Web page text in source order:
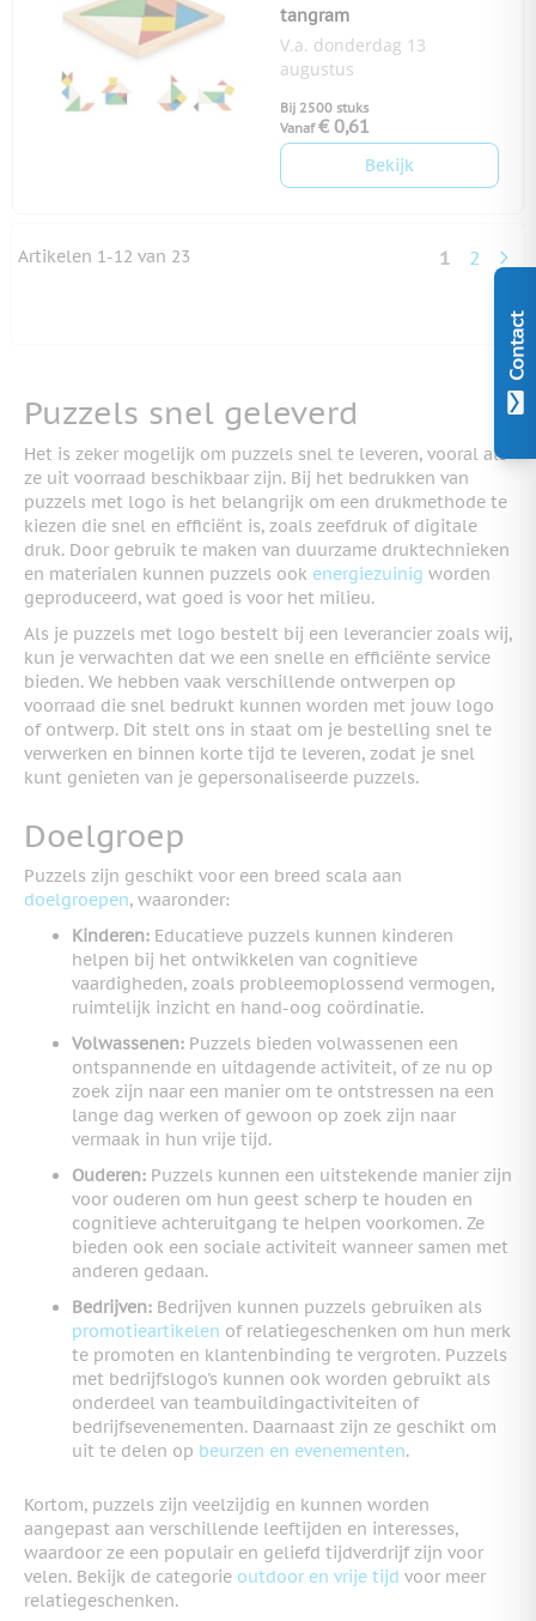
Contact
tangram
V.a. donderdag 13
augustus
Bij 2500 stuks
Vanaf € 0,61
Bekijk
Artikelen 1-12 van 23 U lees
1 Pagina
2
Puzzels snel geleverd
Het is zeker mogelijk om puzzels snel te leveren, vooral als
ze uit voorraad beschikbaar zijn. Bij het bedrukken van
puzzels met logo is het belangrijk om een drukmethode te
kiezen die snel en efficiënt is, zoals zeefdruk of digitale
druk. Door gebruik te maken van duurzame druktechnieken
en materialen kunnen puzzels ook energiezuinig worden
geproduceerd, wat goed is voor het milieu.
Als je puzzels met logo bestelt bij een leverancier zoals wij,
kun je verwachten dat we een snelle en efficiënte service
bieden. We hebben vaak verschillende ontwerpen op
voorraad die snel bedrukt kunnen worden met jouw logo
of ontwerp. Dit stelt ons in staat om je bestelling snel te
verwerken en binnen korte tijd te leveren, zodat je snel
kunt genieten van je gepersonaliseerde puzzels.
Doelgroep
Puzzels zijn geschikt voor een breed scala aan
doelgroepen, waaronder:
Kinderen: Educatieve puzzels kunnen kinderen
helpen bij het ontwikkelen van cognitieve
vaardigheden, zoals probleemoplossend vermogen,
ruimtelijk inzicht en hand-oog coördinatie.
Volwassenen: Puzzels bieden volwassenen een
ontspannende en uitdagende activiteit, of ze nu op
zoek zijn naar een manier om te ontstressen na een
lange dag werken of gewoon op zoek zijn naar
vermaak in hun vrije tijd.
Ouderen: Puzzels kunnen een uitstekende manier zijn
voor ouderen om hun geest scherp te houden en
cognitieve achteruitgang te helpen voorkomen. Ze
bieden ook een sociale activiteit wanneer samen met
anderen gedaan.
Bedrijven: Bedrijven kunnen puzzels gebruiken als
promotieartikelen of relatiegeschenken om hun merk
te promoten en klantenbinding te vergroten. Puzzels
met bedrijfslogo's kunnen ook worden gebruikt als
onderdeel van teambuildingactiviteiten of
bedrijfsevenementen. Daarnaast zijn ze geschikt om
uit te delen op beurzen en evenementen.
Kortom, puzzels zijn veelzijdig en kunnen worden
aangepast aan verschillende leeftijden en interesses,
waardoor ze een populair en geliefd tijdverdrijf zijn voor
velen. Bekijk de categorie outdoor en vrije tijd voor meer
relatiegeschenken.